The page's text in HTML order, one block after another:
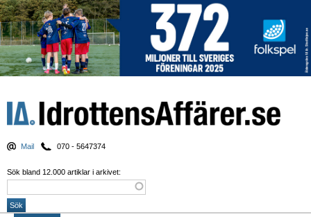
Mail 070 - 5647374
Sök bland 12.000 artiklar i arkivet: